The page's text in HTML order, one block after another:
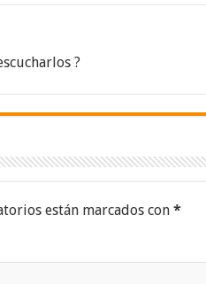
?
están marcados con *